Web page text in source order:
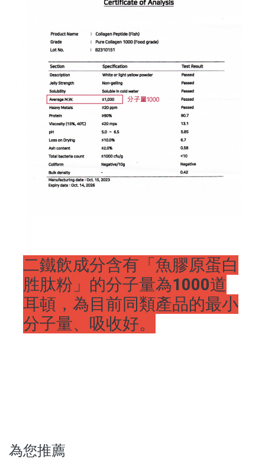
二鐵飲成分含有「魚膠原蛋白
胜肽粉」的分子量為1000道
耳頓，為目前同類產品的最小
分子量、吸收好。
為您推薦